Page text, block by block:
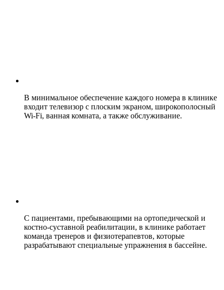
В минимальное обеспечение каждого номера в клинике
входит телевизор с плоским экраном, широкополосный
Wi-Fi, ванная комната, а также обслуживание.
С пациентами, пребывающими на ортопедической и
костно-суставной реабилитации, в клинике работает
команда тренеров и физиотерапевтов, которые
разрабатывают специальные упражнения в бассейне.